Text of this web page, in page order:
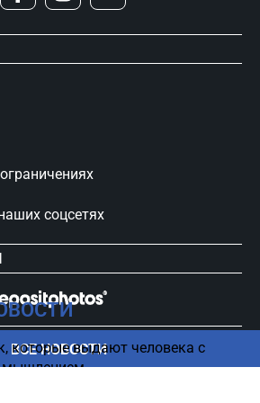
которые выдают человека с
мышлением
ВСЕ НОВОСТИ
соцсетях
права защищены